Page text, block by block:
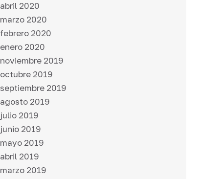
abril 2020
marzo 2020
febrero 2020
enero 2020
noviembre 2019
octubre 2019
septiembre 2019
agosto 2019
julio 2019
junio 2019
mayo 2019
abril 2019
marzo 2019